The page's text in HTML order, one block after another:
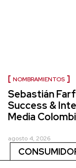
NOMBRAMIENTOS
Sebastián
Success &
Media
agosto 4, 2026